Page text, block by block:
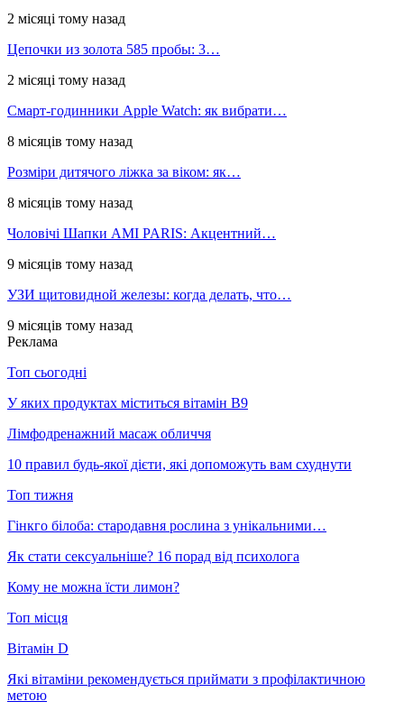
2 місяці тому назад
Цепочки из золота 585 пробы: 3…
2 місяці тому назад
Смарт-годинники Apple Watch: як вибрати…
8 місяців тому назад
Розміри дитячого ліжка за віком: як…
8 місяців тому назад
Чоловічі Шапки AMI PARIS: Акцентний…
9 місяців тому назад
УЗИ щитовидной железы: когда делать, что…
9 місяців тому назад
Реклама
Топ сьогодні
У яких продуктах міститься вітамін В9
Лімфодренажний масаж обличчя
10 правил будь-якої дієти, які допоможуть вам схуднути
Топ тижня
Гінкго білоба: стародавня рослина з унікальними…
Як стати сексуальніше? 16 порад від психолога
Кому не можна їсти лимон?
Топ місця
Вітамін D
Які вітаміни рекомендується приймати з профілактичною
метою